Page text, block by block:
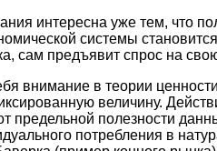
интересна уже тем, что
системы
сам предъявит спрос на
внимание в теории
величину.
предельной полезности
потребления в